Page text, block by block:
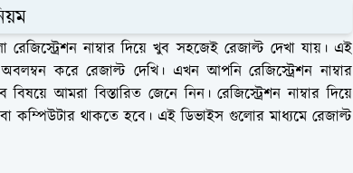
নাম্বার দিয়ে খুব সহজেই রেজাল্ট দেখা যায়। এই
করে রেজাল্ট দেখি। এখন আপনি রেজিস্ট্রেশন নাম্বার
আমরা বিস্তারিত জেনে নিন। রেজিস্ট্রেশন নাম্বার দিয়ে
কম্পিউটার থাকতে হবে। এই ডিভাইস গুলোর মাধ্যমে রেজাল্ট